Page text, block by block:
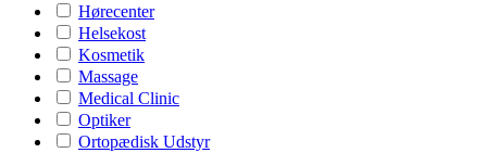
Hørecenter
Helsekost
Kosmetik
Massage
Medical Clinic
Optiker
Ortopædisk Udstyr